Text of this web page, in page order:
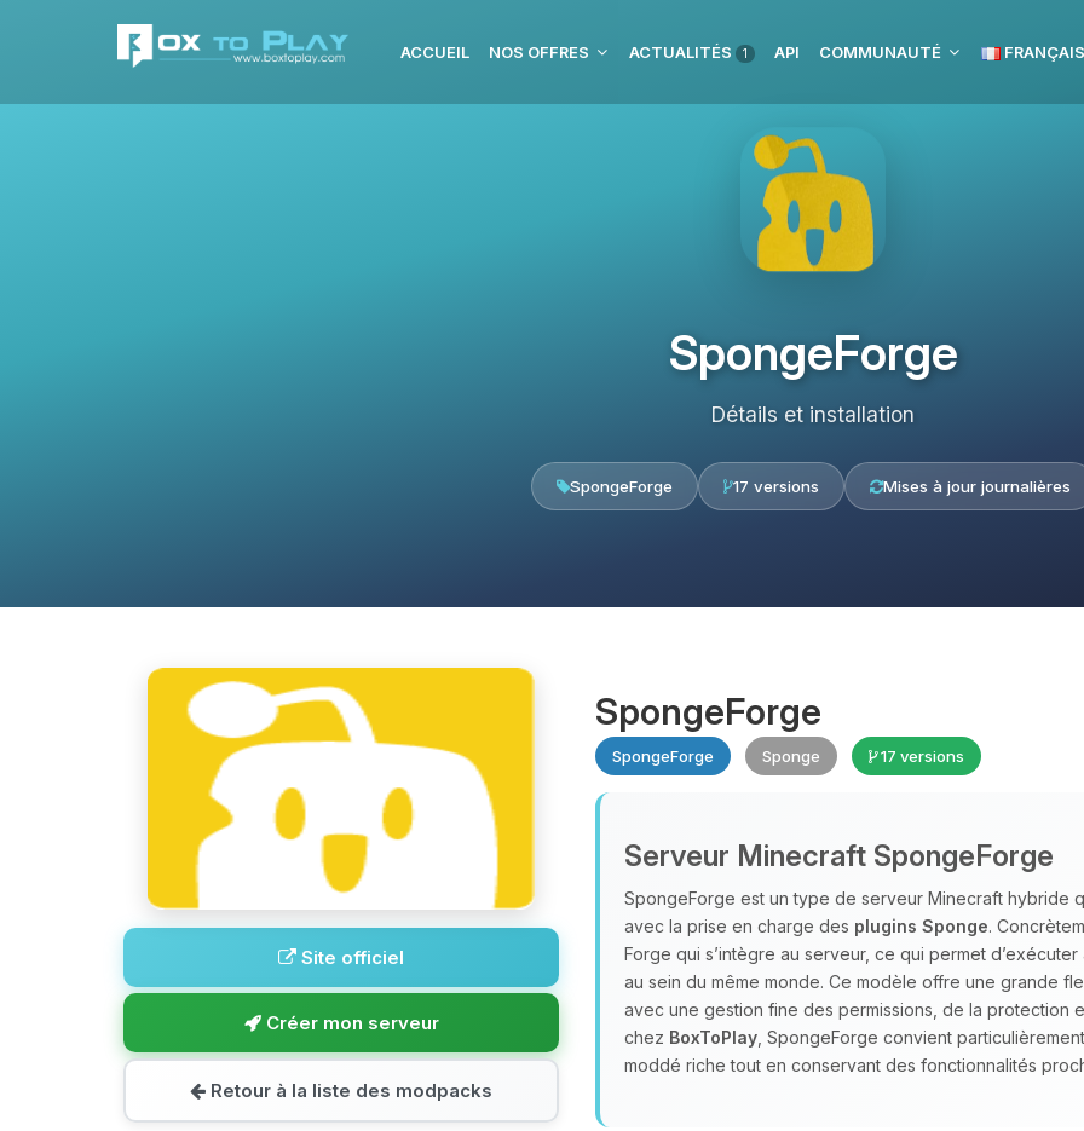
ACCUEIL NOS OFFRES ACTUALITÉS 1 API COMMUNAUTÉ FRANÇAIS
SpongeForge
Détails et installation
SpongeForge 17 versions Mises à jour journalières
Site officiel
Créer mon serveur
Retour à la liste des modpacks
SpongeForge
SpongeForge Sponge 17 versions
Serveur Minecraft SpongeForge
SpongeForge est un type de serveur Minecraft hybride
avec la prise en charge des plugins Sponge.
Forge qui s’intègre au serveur, ce qui permet
au sein du même monde. Ce modèle offre une grande
avec une gestion fine des permissions, de la protection
chez BoxToPlay , SpongeForge convient
moddé riche tout en conservant des fonctionnalités